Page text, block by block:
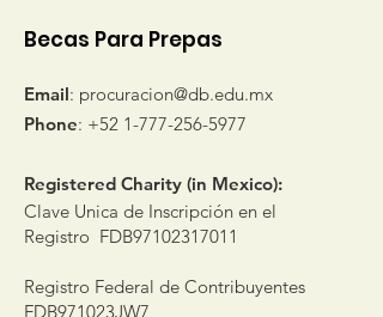
Becas Para Prepas
Email: procuracion@db.edu.mx
Phone: +52 1-777-256-5977
Registered Charity (in Mexico):
Clave Unica de Inscripción en el
Registro FDB97102317011
Registro Federal de Contribuyentes
FDB971023JW7